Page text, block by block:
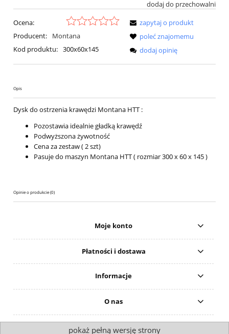
dodaj do przechowalni
Ocena:
Producent:
Montana
Kod produktu: 300x60x145
zapytaj o produkt
poleć znajomemu
dodaj opinię
Opis
Dysk do ostrzenia krawędzi Montana HTT :
Pozostawia idealnie gładką krawędź
Podwyższona żywotność
Cena za zestaw ( 2 szt)
Pasuje do maszyn Montana HTT ( rozmiar 300 x 60 x 145 )
Opinie o produkcie (0)
Moje konto
Płatności i dostawa
Informacje
O nas
pokaż pełną wersję strony